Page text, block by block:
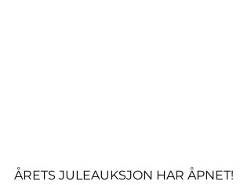
ÅRETS JULEAUKSJON HAR ÅPNET!